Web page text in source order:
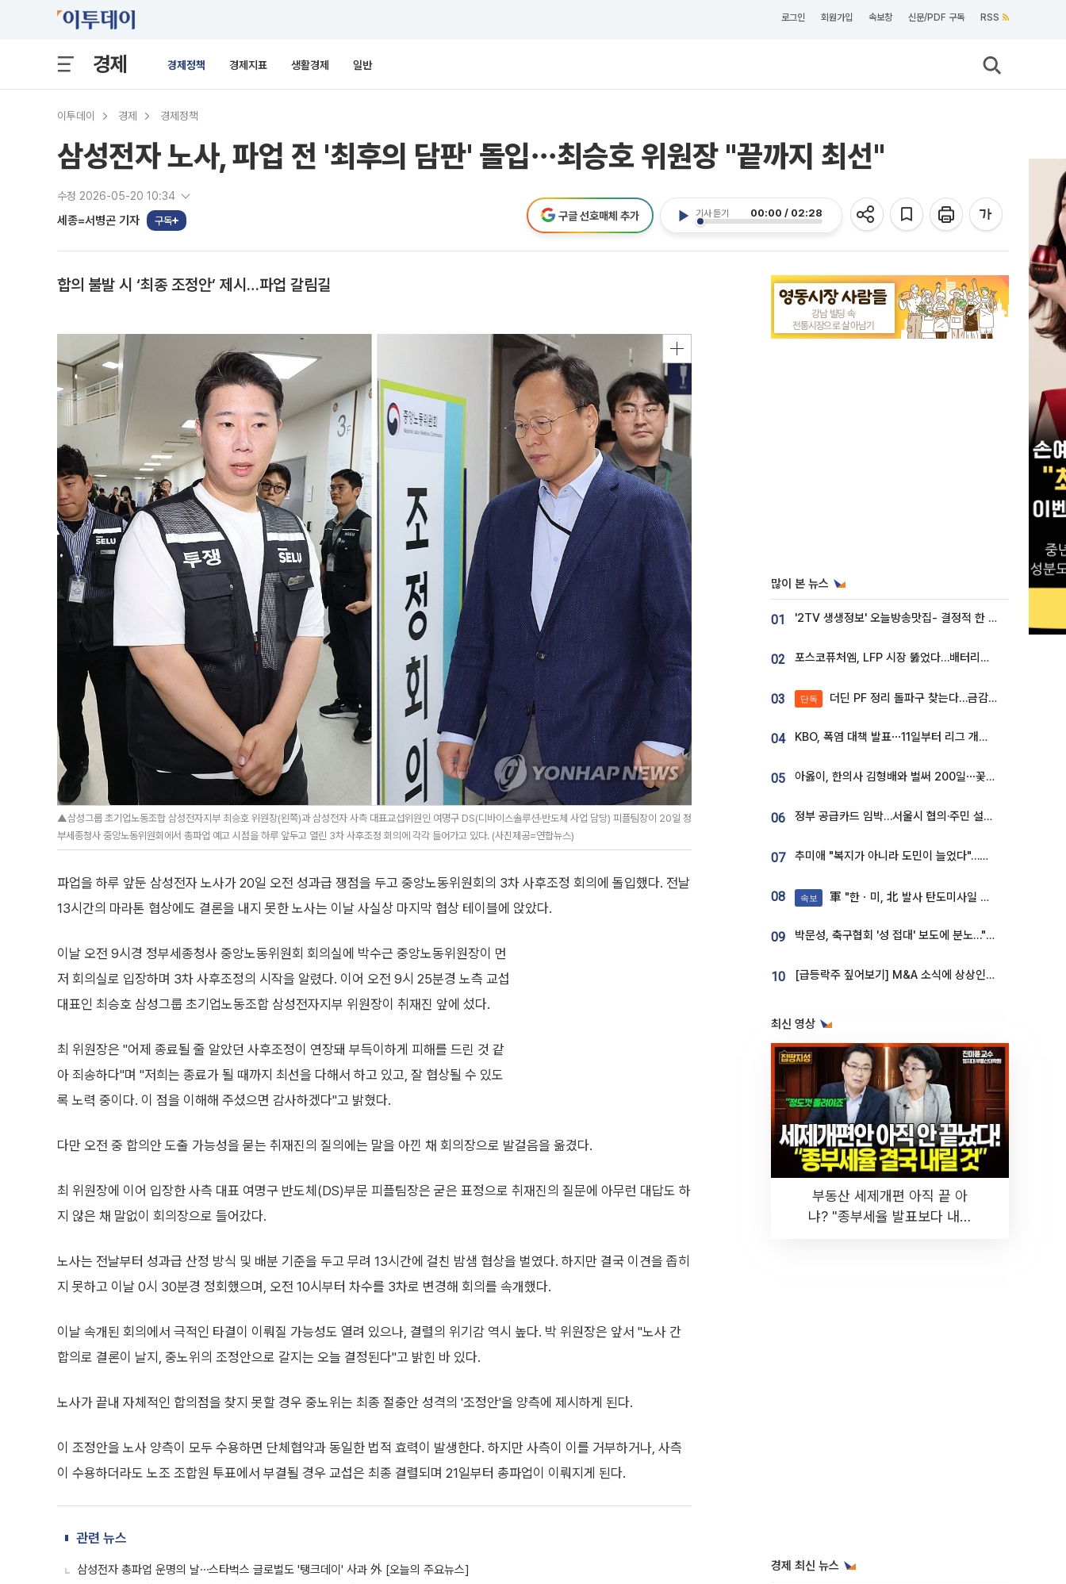
로그인 회원가입 속보창 신문/PDF 구독 RSS
경제 경제정책 경제지표 생활경제 일반
이투데이 경제 경제정책
삼성전자 노사, 파업 전 '최후의 담판' 돌입⋯최승호 위원장 "끝까지 최선"
수정 2026-05-20 10:34
세종=서병곤 기자 구독
기사 듣기 00:00 / 02:28
구글 선호매체 추가
합의 불발 시 ‘최종 조정안’ 제시…파업 갈림길
▲삼성그룹 초기업노동조합 삼성전자지부 최승호 위원장(왼쪽)과 삼성전자 사측 대표교섭위원인 여명구 DS(디바이스솔루션·반도체 사업 담당) 피플팀장이 20일 정
부세종청사 중앙노동위원회에서 총파업 예고 시점을 하루 앞두고 열린 3차 사후조정 회의에 각각 들어가고 있다. (사진제공=연합뉴스)
파업을 하루 앞둔 삼성전자 노사가 20일 오전 성과급 쟁점을 두고 중앙노동위원회의 3차 사후조정 회의에 돌입했다. 전날
13시간의 마라톤 협상에도 결론을 내지 못한 노사는 이날 사실상 마지막 협상 테이블에 앉았다.
이날 오전 9시경 정부세종청사 중앙노동위원회 회의실에 박수근 중앙노동위원장이 먼
저 회의실로 입장하며 3차 사후조정의 시작을 알렸다. 이어 오전 9시 25분경 노측 교섭
대표인 최승호 삼성그룹 초기업노동조합 삼성전자지부 위원장이 취재진 앞에 섰다.
최 위원장은 "어제 종료될 줄 알았던 사후조정이 연장돼 부득이하게 피해를 드린 것 같
아 죄송하다"며 "저희는 종료가 될 때까지 최선을 다해서 하고 있고, 잘 협상될 수 있도
록 노력 중이다. 이 점을 이해해 주셨으면 감사하겠다"고 밝혔다.
다만 오전 중 합의안 도출 가능성을 묻는 취재진의 질의에는 말을 아낀 채 회의장으로 발걸음을 옮겼다.
최 위원장에 이어 입장한 사측 대표 여명구 반도체(DS)부문 피플팀장은 굳은 표정으로 취재진의 질문에 아무런 대답도 하
지 않은 채 말없이 회의장으로 들어갔다.
노사는 전날부터 성과급 산정 방식 및 배분 기준을 두고 무려 13시간에 걸친 밤샘 협상을 벌였다. 하지만 결국 이견을 좁히
지 못하고 이날 0시 30분경 정회했으며, 오전 10시부터 차수를 3차로 변경해 회의를 속개했다.
이날 속개된 회의에서 극적인 타결이 이뤄질 가능성도 열려 있으나, 결렬의 위기감 역시 높다. 박 위원장은 앞서 "노사 간
합의로 결론이 날지, 중노위의 조정안으로 갈지는 오늘 결정된다"고 밝힌 바 있다.
노사가 끝내 자체적인 합의점을 찾지 못할 경우 중노위는 최종 절충안 성격의 '조정안'을 양측에 제시하게 된다.
이 조정안을 노사 양측이 모두 수용하면 단체협약과 동일한 법적 효력이 발생한다. 하지만 사측이 이를 거부하거나, 사측
이 수용하더라도 노조 조합원 투표에서 부결될 경우 교섭은 최종 결렬되며 21일부터 총파업이 이뤄지게 된다.
관련 뉴스
삼성전자 총파업 운명의 날⋯스타벅스 글로벌도 '탱크데이' 사과 外 [오늘의 주요뉴스]
많이 본 뉴스
01 '2TV 생생정보' 오늘방송맛집- 결정적 한 수, 3종 메밀면! 메밀 소바 맛집 '의○○○○'
02 포스코퓨처엠, LFP 시장 뚫었다…배터리사와 대규모 장기 공급 합의
03 단독 더딘 PF 정리 돌파구 찾는다…금감원, 1년 반 만에 매각설명회 재개
04 KBO, 폭염 대책 발표⋯11일부터 리그 개시ㆍ경기 오후 7시 시작
05 아옳이, 한의사 김형배와 벌써 200일⋯꽃다발 들고 "프러포즈 아냐"
06 정부 공급카드 임박…서울시 협의·주민 설득이 성패 가른다 [부동산 해법 전쟁]
07 추미애 "복지가 아니라 도민이 늘었다"…재정난 책임론 정면돌파
08 속보 軍 "한ㆍ미, 北 발사 탄도미사일 제원 정밀분석 중"
09 박문성, 축구협회 '성 접대' 보도에 분노…"다 말아먹으려고 작정했나"
10 [급등락주 짚어보기] M&A 소식에 상상인증권ㆍ유니켐 ‘상한가’⋯유증 제동 걸린 SK디앤디↑
최신 영상
부동산 세제개편 아직 끝 아
냐? "종부세율 발표보다 내릴
경제 최신 뉴스